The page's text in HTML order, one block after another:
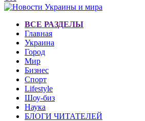
ВСЕ РАЗДЕЛЫ
Главная
Украина
Город
Мир
Бизнес
Спорт
Lifestyle
Шоу-биз
Наука
БЛОГИ ЧИТАТЕЛЕЙ